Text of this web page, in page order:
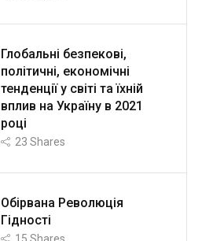
Глобальні безпекові,
політичні, економічні
тенденції у світі та їхній
вплив на Україну в 2021
році
23 Shares
Обірвана Революція
Гідності
15 Shares